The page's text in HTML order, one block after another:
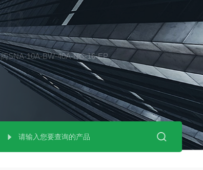
SNA-10A-BW-40A-NC-16-EP